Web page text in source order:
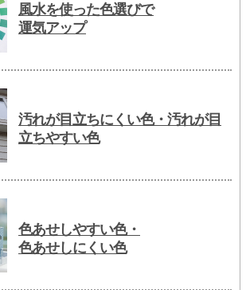
風水を使った色選びで
運気アップ
汚れが目立ちにくい色・汚れが目
立ちやすい色
色あせしやすい色・
色あせしにくい色